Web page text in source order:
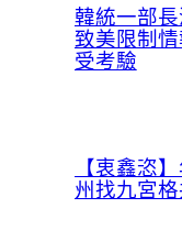
韓統一部
致美限制
受考驗
【衷鑫恣
州找九宮